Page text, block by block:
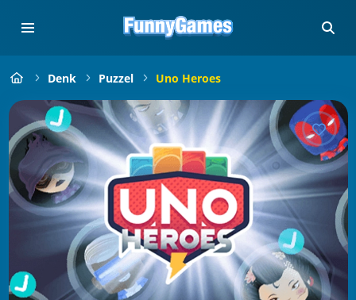
Denk Puzzel Uno Heroes